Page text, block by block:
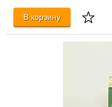
В корзину